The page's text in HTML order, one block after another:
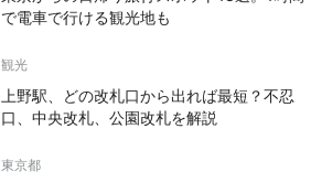
で電車で行ける観光地も
観光
上野駅、どの改札口から出れば最短？不忍
口、中央改札、公園改札を解説
東京都